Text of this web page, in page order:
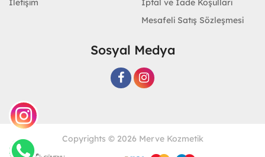
İletişim
İptal ve İade Koşulları
Mesafeli Satış Sözleşmesi
Sosyal Medya
Copyrights © 2026 Merve Kozmetik